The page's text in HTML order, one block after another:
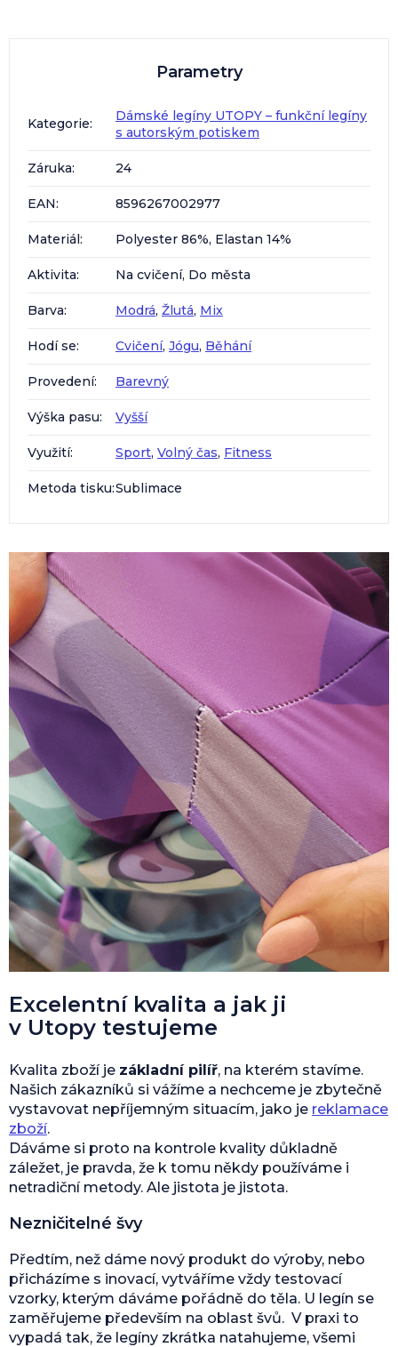
Parametry
Kategorie:
Dámské legíny UTOPY – funkční legíny
s autorským potiskem
Záruka: 24
EAN: 8596267002977
Materiál: Polyester 86%, Elastan 14%
Aktivita: Na cvičení, Do města
Barva: Modrá, Žlutá, Mix
Hodí se: Cvičení, Jógu, Běhání
Provedení: Barevný
Výška pasu: Vyšší
Využití: Sport, Volný čas, Fitness
Metoda tisku:Sublimace
Excelentní kvalita a jak ji
v Utopy testujeme
Kvalita zboží je základní pilíř, na kterém stavíme.
Našich zákazníků si vážíme a nechceme je zbytečně
vystavovat nepříjemným situacím, jako je reklamace
zboží.
Dáváme si proto na kontrole kvality důkladně
záležet, je pravda, že k tomu někdy používáme i
netradiční metody. Ale jistota je jistota.
Nezničitelné švy
Předtím, než dáme nový produkt do výroby, nebo
přicházíme s inovací, vytváříme vždy testovací
vzorky, kterým dáváme pořádně do těla. U legín se
zaměřujeme především na oblast švů. V praxi to
vypadá tak, že legíny zkrátka natahujeme, všemi